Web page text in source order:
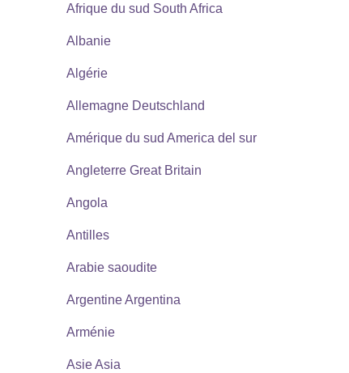
Afrique du sud South Africa
Albanie
Algérie
Allemagne Deutschland
Amérique du sud America del sur
Angleterre Great Britain
Angola
Antilles
Arabie saoudite
Argentine Argentina
Arménie
Asie Asia